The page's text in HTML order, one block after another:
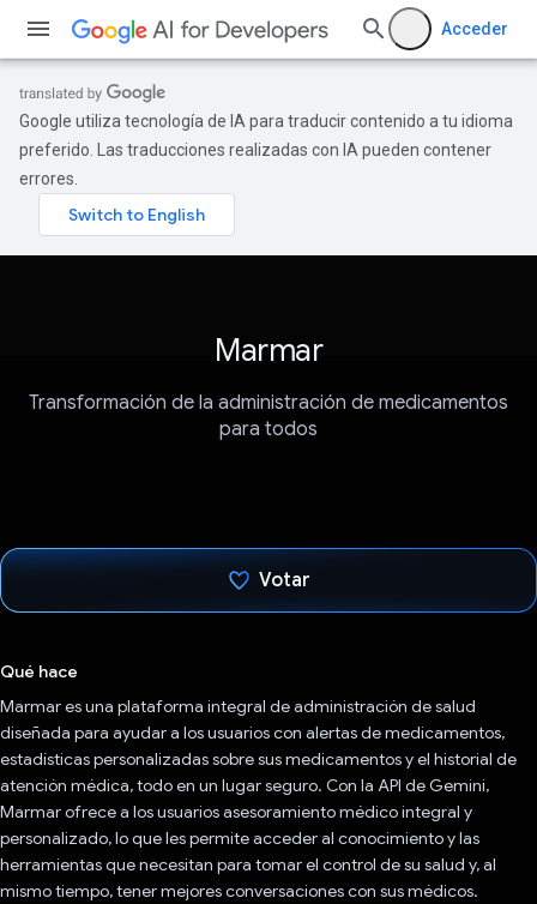
Acceder
Google utiliza tecnología de IA para traducir contenido a tu idioma
preferido. Las traducciones realizadas con IA pueden contener
errores.
Marmar
Transformación de la administración de medicamentos
para todos
Votar
Qué hace
Marmar es una plataforma integral de administración de salud
diseñada para ayudar a los usuarios con alertas de medicamentos,
estadísticas personalizadas sobre sus medicamentos y el historial de
atención médica, todo en un lugar seguro. Con la API de Gemini,
Marmar ofrece a los usuarios asesoramiento médico integral y
personalizado, lo que les permite acceder al conocimiento y las
herramientas que necesitan para tomar el control de su salud y, al
mismo tiempo, tener mejores conversaciones con sus médicos.